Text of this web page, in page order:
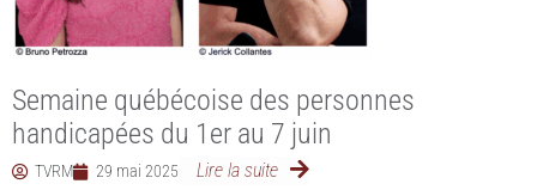
Semaine québécoise des personnes
handicapées du 1er au 7 juin
TVRM 29 mai 2025 Lire la suite